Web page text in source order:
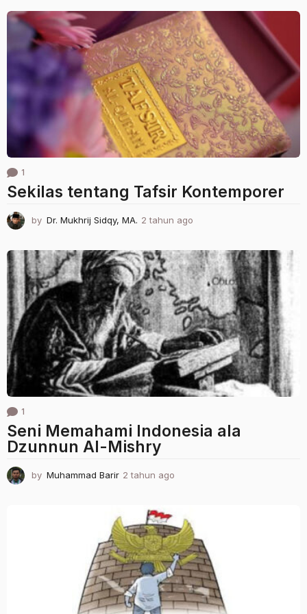
h
u
n
a
g
o
1
Sekilas tentang Tafsir Kontemporer
by Dr. Mukhrij Sidqy, MA. 2 tahun ago
h
u
n
a
g
o
1
Seni Memahami Indonesia ala
Dzunnun Al-Mishry
by Muhammad Barir 2 tahun ago
u
n
a
g
o